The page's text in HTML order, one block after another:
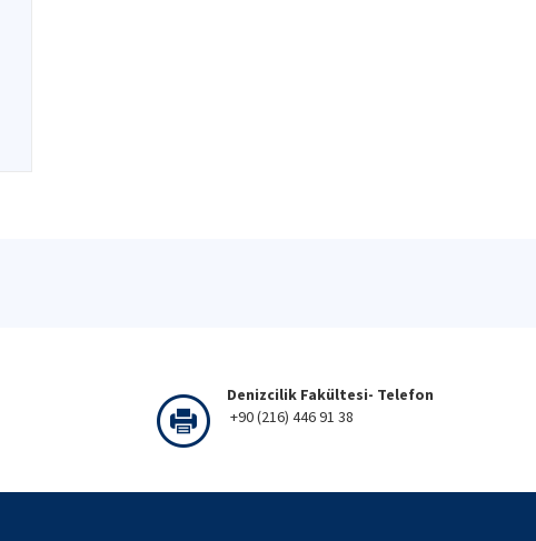
Denizcilik Fakültesi- Telefon
+90 (216) 446 91 38